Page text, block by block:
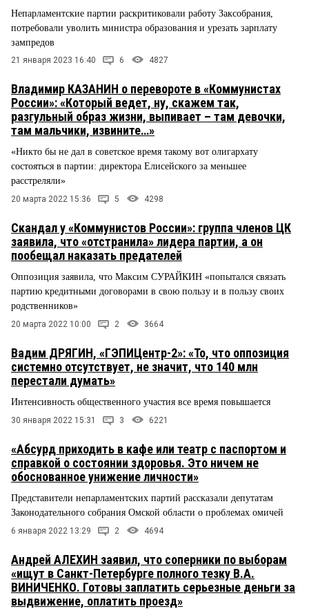
Непарламентские партии раскритиковали работу Заксобрания,
потребовали уволить министра образования и урезать зарплату
зампредов
21 января 2023 16:40 6 4827
Владимир КАЗАНИН о перевороте в «Коммунистах
России»: «Который ведет, ну, скажем так,
разгульный образ жизни, выпивает – там девочки,
там мальчики, извините…»
«Никто бы не дал в советское время такому вот олигархату
состояться в партии: директора Елисейского за меньшее
расстреляли»
20 марта 2022 15:36 5 4298
Скандал у «Коммунистов России»: группа членов ЦК
заявила, что «отстранила» лидера партии, а он
пообещал наказать предателей
Оппозиция заявила, что Максим СУРАЙКИН «попытался связать
партию кредитными договорами в свою пользу и в пользу своих
родственников»
20 марта 2022 10:00 2 3664
Вадим ДРЯГИН, «ГЭПИЦентр-2»: «То, что оппозиция
системно отсутствует, не значит, что 140 млн
перестали думать»
Интенсивность общественного участия все время повышается
30 января 2022 15:31 3 6221
«Абсурд приходить в кафе или театр с паспортом и
справкой о состоянии здоровья. Это ничем не
обоснованное унижение личности»
Представители непарламентских партий рассказали депутатам
Законодательного собрания Омской области о проблемах омичей
6 января 2022 13:29 2 4694
Андрей АЛЕХИН заявил, что соперники по выборам
«ищут в Санкт-Петербурге полного тезку В.А.
ВИНИЧЕНКО. Готовы заплатить серьезные деньги за
выдвижение, оплатить проезд»